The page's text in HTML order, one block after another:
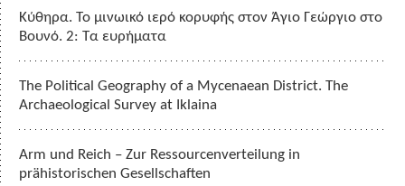
Κύθηρα. Το μινωικό ιερό κορυφής στον Άγιο Γεώργιο στο
Βουνό. 2: Τα ευρήματα
The Political Geography of a Mycenaean District. The
Archaeological Survey at Iklaina
Arm und Reich – Zur Ressourcenverteilung in
prähistorischen Gesellschaften